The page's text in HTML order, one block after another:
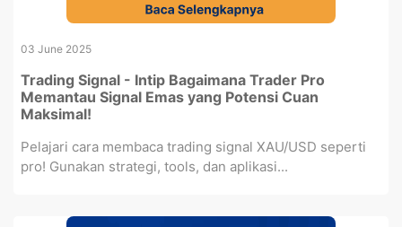
03 June 2025
Trading Signal - Intip Bagaimana Trader Pro
Memantau Signal Emas yang Potensi Cuan
Maksimal!
Pelajari cara membaca trading signal XAU/USD seperti
pro! Gunakan strategi, tools, dan aplikasi...